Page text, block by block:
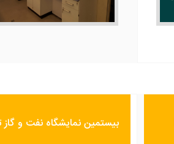
بیستمین نمایشگاه نفت و گاز